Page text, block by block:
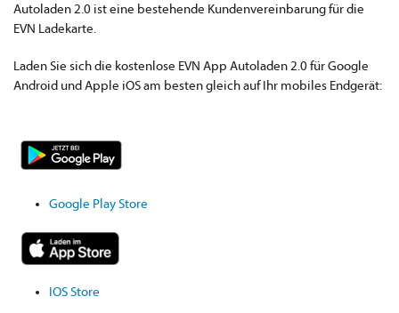
Autoladen 2.0 ist eine bestehende Kundenvereinbarung für die
EVN Ladekarte.
Laden Sie sich die kostenlose EVN App Autoladen 2.0 für Google
Android und Apple iOS am besten gleich auf Ihr mobiles Endgerät:
Google Play Store
IOS Store